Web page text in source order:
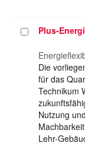
ProjektPlus-
Die
für das
Technikum
Nutzung
Lehr-